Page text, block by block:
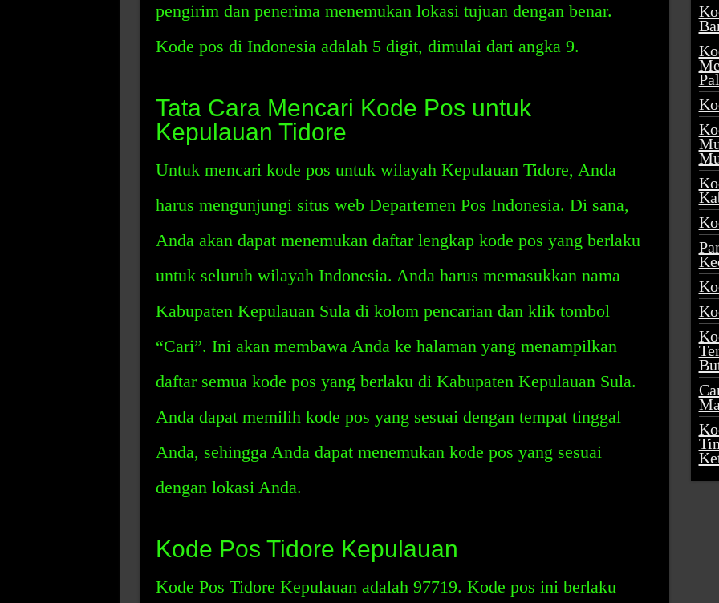
pengirim dan penerima menemukan lokasi tujuan dengan benar.
Kode pos di Indonesia adalah 5 digit, dimulai dari angka 9.
Tata Cara Mencari Kode Pos untuk
Kepulauan Tidore
Untuk mencari kode pos untuk wilayah Kepulauan Tidore, Anda
harus mengunjungi situs web Departemen Pos Indonesia. Di sana,
Anda akan dapat menemukan daftar lengkap kode pos yang berlaku
untuk seluruh wilayah Indonesia. Anda harus memasukkan nama
Kabupaten Kepulauan Sula di kolom pencarian dan klik tombol
“Cari”. Ini akan membawa Anda ke halaman yang menampilkan
daftar semua kode pos yang berlaku di Kabupaten Kepulauan Sula.
Anda dapat memilih kode pos yang sesuai dengan tempat tinggal
Anda, sehingga Anda dapat menemukan kode pos yang sesuai
dengan lokasi Anda.
Kode Pos Tidore Kepulauan
Kode Pos Tidore Kepulauan adalah 97719. Kode pos ini berlaku